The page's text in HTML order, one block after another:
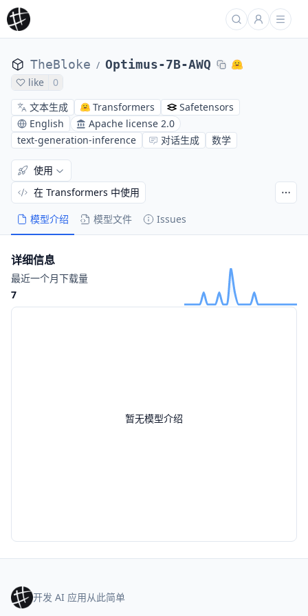
TheBloke / Optimus-7B-AWQ
like
0
文本生成
Transformers
Safetensors
English
Apache license 2.0
text-generation-inference
对话生成 数学
模型介绍 模型文件 Issues
使用
在 Transformers 中使用
暂无模型介绍
详细信息
最近一个月下载量
7
开发 AI 应用从此简单